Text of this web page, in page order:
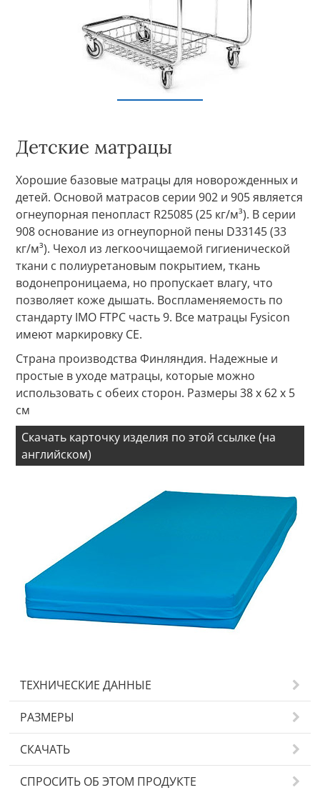
Детские матрацы
Хорошие базовые матрацы для новорожденных и
детей. Основой матрасов серии 902 и 905 является
огнеупорная пенопласт R25085 (25 кг/м³). В серии
908 основание из огнеупорной пены D33145 (33
кг/м³). Чехол из легкоочищаемой гигиенической
ткани с полиуретановым покрытием, ткань
водонепроницаема, но пропускает влагу, что
позволяет коже дышать. Воспламеняемость по
стандарту IMO FTPC часть 9. Все матрацы Fysicon
имеют маркировку CE.
Страна производства Финляндия. Надежные и
простые в уходе матрацы, которые можно
использовать с обеих сторон. Размеры 38 x 62 x 5
см
Скачать карточку изделия по этой ссылке (на
английском)
ТЕХНИЧЕСКИЕ ДАННЫЕ
РАЗМЕРЫ
СКАЧАТЬ
СПРОСИТЬ ОБ ЭТОМ ПРОДУКТЕ